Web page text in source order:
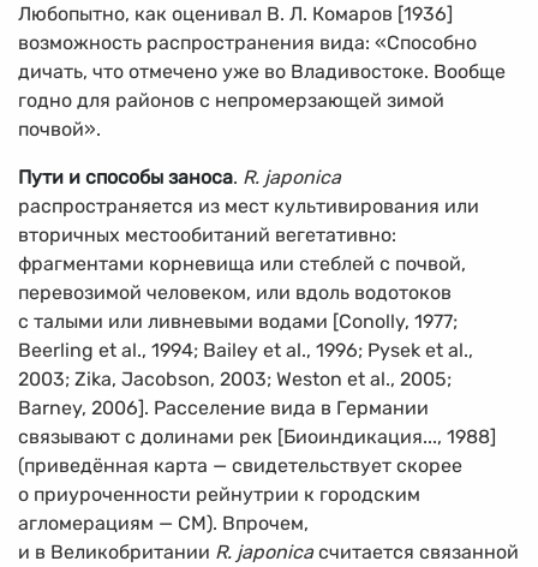
Любопытно, как оценивал В. Л. Комаров [1936]
возможность распространения вида: «Способно
дичать, что отмечено уже во Владивостоке. Вообще
годно для районов с непромерзающей зимой
почвой».
Пути и способы заноса. R. japonica
распространяется из мест культивирования или
вторичных местообитаний вегетативно:
фрагментами корневища или стеблей с почвой,
перевозимой человеком, или вдоль водотоков
с талыми или ливневыми водами [Conolly, 1977;
Beerling et al., 1994; Bailey et al., 1996; Pysek et al.,
2003; Zika, Jacobson, 2003; Weston et al., 2005;
Barney, 2006]. Расселение вида в Германии
связывают с долинами рек [Биоиндикация..., 1988]
(приведённая карта — свидетельствует скорее
о приуроченности рейнутрии к городским
агломерациям — СМ). Впрочем,
и в Великобритании R. japonicaсчитается связанной